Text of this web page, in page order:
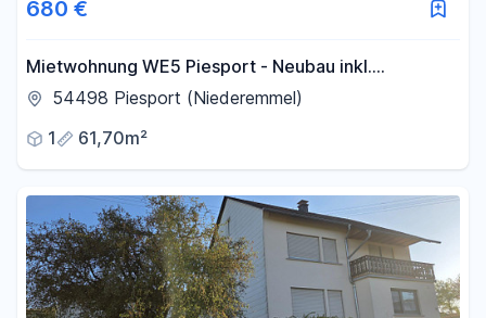
680 €
Mietwohnung WE5 Piesport - Neubau inkl.
Einbauküche
54498 Piesport (Niederemmel)
1
61,70m²